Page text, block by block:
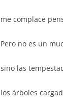
me complace
Pero no es un
sino las
los árboles